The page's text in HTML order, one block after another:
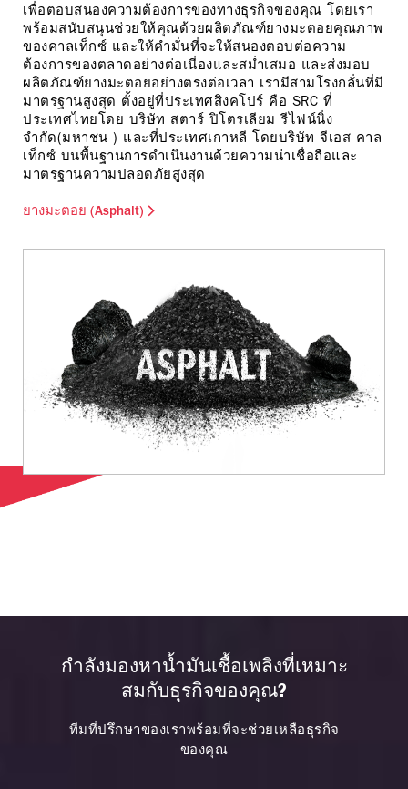
เพื่อตอบสนองความต้องการของทางธุรกิจของคุณ โดยเรา
พร้อมสนับสนุนช่วยให้คุณด้วยผลิตภัณฑ์ยางมะตอยคุณภาพ
ของคาลเท็กซ์ และให้คำมั่นที่จะให้สนองตอบต่อความ
ต้องการของตลาดอย่างต่อเนี่องและสม่ำเสมอ และส่งมอบ
ผลิตภัณฑ์ยางมะตอยอย่างตรงต่อเวลา เรามีสามโรงกลั่นที่มี
มาตรฐานสูงสุด ตั้งอยู่ที่ประเทศสิงคโปร์ คือ SRC ที่
ประเทศไทยโดย บริษัท สตาร์ ปิโตรเลียม รีไฟน์นิ่ง
จำกัด(มหาชน ) และที่ประเทศเกาหลี โดยบริษัท จีเอส คาล
เท็กซ์ บนพื้นฐานการดำเนินงานด้วยความน่าเชื่อถือและ
มาตรฐานความปลอดภัยสูงสุด
ยางมะตอย (Asphalt)
กำลังมองหาน้ำมันเชื้อเพลิงที่เหมาะ
สมกับธุรกิจของคุณ?
ทีมที่ปรึกษาของเราพร้อมที่จะช่วยเหลือธุรกิจ
ของคุณ